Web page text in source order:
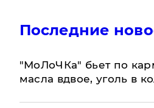
Последние
​"МоЛоЧКа" бьет по
масла вдвое, уголь в